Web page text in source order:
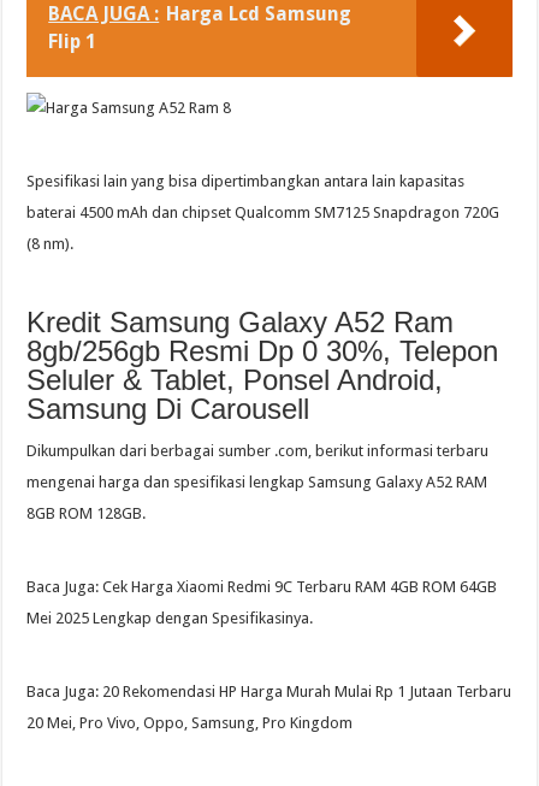
BACA JUGA : Harga Lcd Samsung
Flip 1
Spesifikasi lain yang bisa dipertimbangkan antara lain kapasitas
baterai 4500 mAh dan chipset Qualcomm SM7125 Snapdragon 720G
(8 nm).
Kredit Samsung Galaxy A52 Ram
8gb/256gb Resmi Dp 0 30%, Telepon
Seluler & Tablet, Ponsel Android,
Samsung Di Carousell
Dikumpulkan dari berbagai sumber .com, berikut informasi terbaru
mengenai harga dan spesifikasi lengkap Samsung Galaxy A52 RAM
8GB ROM 128GB.
Baca Juga: Cek Harga Xiaomi Redmi 9C Terbaru RAM 4GB ROM 64GB
Mei 2025 Lengkap dengan Spesifikasinya.
Baca Juga: 20 Rekomendasi HP Harga Murah Mulai Rp 1 Jutaan Terbaru
20 Mei, Pro Vivo, Oppo, Samsung, Pro Kingdom